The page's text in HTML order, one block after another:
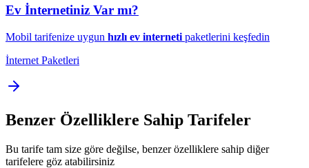
Ev İnternetiniz Var mı?
Mobil tarifenize uygun hızlı ev interneti paketlerini keşfedin
İnternet Paketleri
Benzer Özelliklere Sahip Tarifeler
Bu tarife tam size göre değilse, benzer özelliklere sahip diğer
tarifelere göz atabilirsiniz